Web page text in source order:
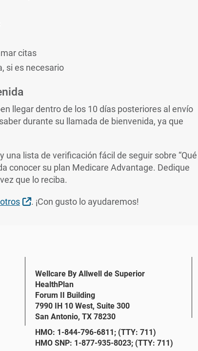
citas
si es necesario
llegar dentro de los 10 días posteriores al envío
durante su llamada de bienvenida, ya que
lista de verificación fácil de seguir sobre “Qué
conocer su plan Medicare Advantage. Dedique
que lo reciba.
External Link
. ¡Con gusto lo ayudaremos!
Wellcare By Allwell de Superior
HealthPlan
Forum II Building
7990 IH 10 West, Suite 300
San Antonio, TX 78230
HMO: 1-844-796-6811; (TTY: 711)
HMO SNP: 1-877-935-8023; (TTY: 711)